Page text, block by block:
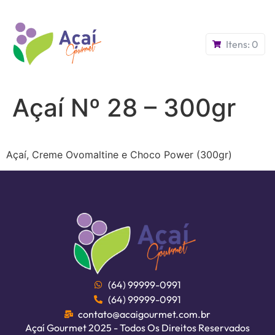
Itens: 0
Açaí Nº 28 – 300gr
Açaí, Creme Ovomaltine e Choco Power (300gr)
(64) 99999-0991
(64) 99999-0991
contato@acaigourmet.com.br
Açaí Gourmet 2025 - Todos Os Direitos Reservados